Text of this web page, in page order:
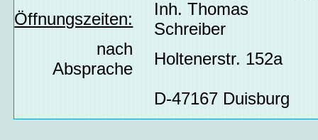
Öffnungszeiten:
Inh. Thomas
Schreiber
nach
Absprache
Holtenerstr. 152a
D-47167 Duisburg